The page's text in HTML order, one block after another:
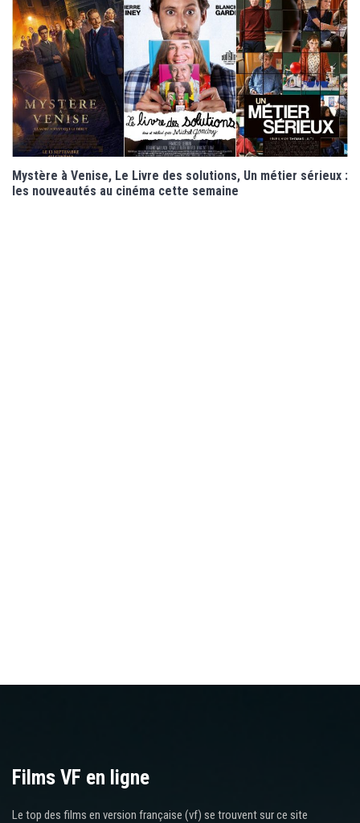
Mystère à Venise, Le Livre des solutions, Un métier sérieux :
les nouveautés au cinéma cette semaine
Films VF en ligne
Le top des films en version française (vf) se trouvent sur ce site